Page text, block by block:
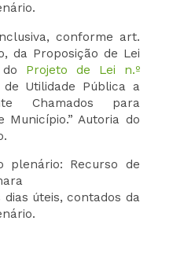
conforme art.
da Proposição de Lei
do Projeto de Lei n.º
Utilidade Pública a
Chamados para
Município.” Autoria do
plenário: Recurso de
úteis, contados da